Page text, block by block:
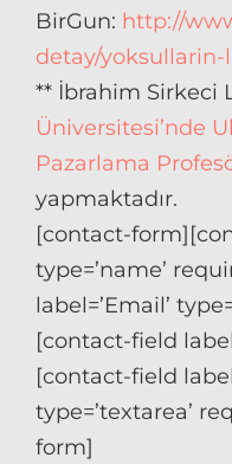
BirGun: http://
detay/yoksullarin-
** İbrahim Sirkeci
Üniversitesi’nde
Pazarlama
yapmaktadır.
[contact-
type=’name’
label=’Email’
[contact-field
[contact-field
type=’textarea’
form]